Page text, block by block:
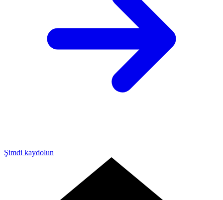
Şimdi kaydolun